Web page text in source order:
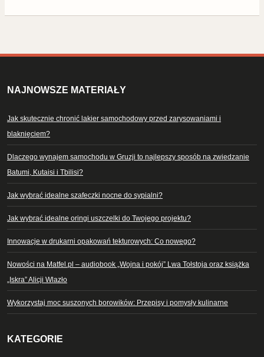
NAJNOWSZE MATERIAŁY
Jak skutecznie chronić lakier samochodowy przed zarysowaniami i
blaknięciem?
Dlaczego wynajem samochodu w Gruzji to najlepszy sposób na zwiedzanie
Batumi, Kutaisi i Tbilisi?
Jak wybrać idealne szafeczki nocne do sypialni?
Jak wybrać idealne oringi uszczelki do Twojego projektu?
Innowacje w drukarni opakowań tekturowych: Co nowego?
Nowości na Matfel.pl – audiobook „Wojna i pokój” Lwa Tołstoja oraz książka
„Iskra” Alicji Wlazło
Wykorzystaj moc suszonych borowików: Przepisy i pomysły kulinarne
KATEGORIE